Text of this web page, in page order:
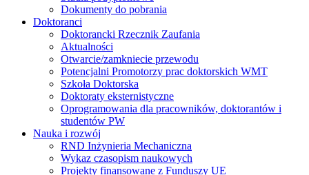
Dokumenty do pobrania
Doktoranci
Doktorancki Rzecznik Zaufania
Aktualności
Otwarcie/zamkniecie przewodu
Potencjalni Promotorzy prac doktorskich WMT
Szkoła Doktorska
Doktoraty eksternistyczne
Oprogramowania dla pracowników, doktorantów i
studentów PW
Nauka i rozwój
RND Inżynieria Mechaniczna
Wykaz czasopism naukowych
Projekty finansowane z Funduszy UE